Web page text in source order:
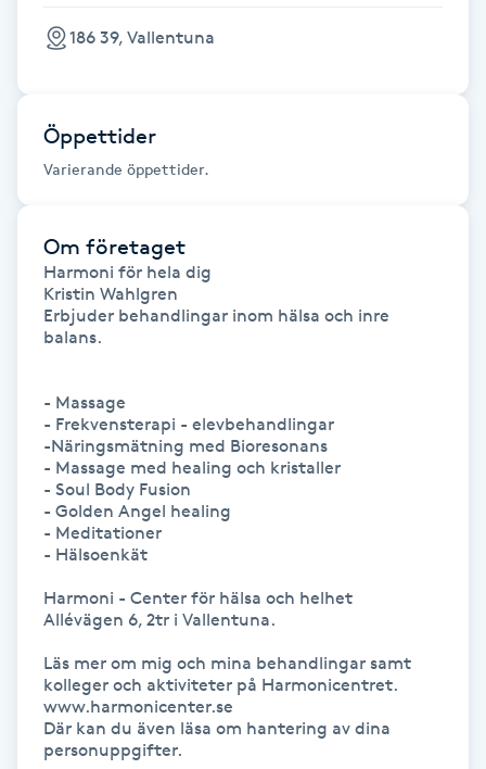
Hudföryngring
Huduppstramning
Hudvård
Hyaluronsyra
Hyperhidros
Hypnos
Hårborttagning
Hårbottenbehandling
Hårförlängning
Hälsprickor
186 39, Vallentuna
Öppettider
Varierande öppettider.
Om företaget
Harmoni för hela dig
Kristin Wahlgren
Erbjuder behandlingar inom hälsa och inre
balans.
- Massage
- Frekvensterapi - elevbehandlingar
-Näringsmätning med Bioresonans
- Massage med healing och kristaller
- Soul Body Fusion
- Golden Angel healing
- Meditationer
- Hälsoenkät
Harmoni - Center för hälsa och helhet
Allévägen 6, 2tr i Vallentuna.
Läs mer om mig och mina behandlingar samt
kolleger och aktiviteter på Harmonicentret.
www.harmonicenter.se
Där kan du även läsa om hantering av dina
personuppgifter.